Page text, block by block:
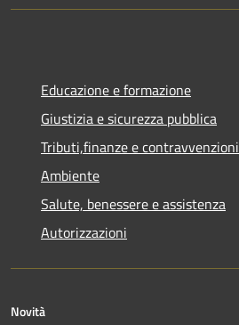
Educazione e formazione
Giustizia e sicurezza pubblica
Tributi,finanze e contravvenzioni
Ambiente
Salute, benessere e assistenza
Autorizzazioni
Novità